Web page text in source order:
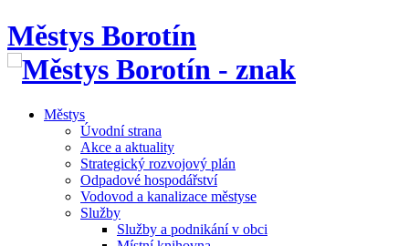
Městys Borotín
Městys
Úvodní strana
Akce a aktuality
Strategický rozvojový plán
Odpadové hospodářství
Vodovod a kanalizace městyse
Služby
Služby a podnikání v obci